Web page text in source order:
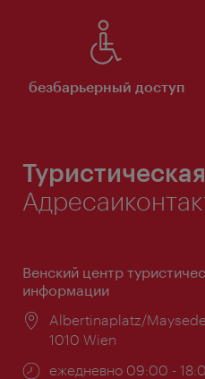
безбарьерный доступ
Венский центр
информации
Расположение:
Albertinaplatz/
1010 Wien
Часы
ежедневно 09:00 -